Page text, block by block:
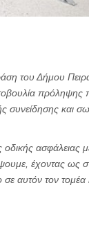
του Δήμου
πρόληψης
συνείδησης και
οδικής ασφάλειας
έχοντας ως
αυτόν τον τομέα